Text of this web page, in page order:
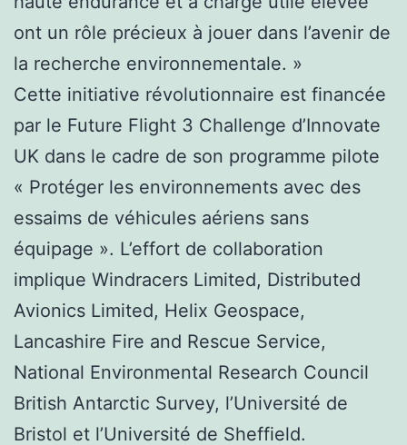
ont un rôle précieux à jouer dans l’avenir de
la recherche environnementale. »
Cette initiative révolutionnaire est financée
par le Future Flight 3 Challenge d’Innovate
UK dans le cadre de son programme pilote
« Protéger les environnements avec des
essaims de véhicules aériens sans
équipage ». L’effort de collaboration
implique Windracers Limited, Distributed
Avionics Limited, Helix Geospace,
Lancashire Fire and Rescue Service,
National Environmental Research Council
British Antarctic Survey, l’Université de
Bristol et l’Université de Sheffield.